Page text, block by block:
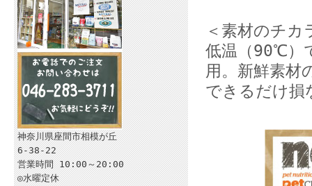
神奈川県座間市相模が丘
6-38-22
営業時間 10:00～20:00
◎水曜定休
＜素材のチカ
低温（90℃）
用。新鮮素材
できるだけ損